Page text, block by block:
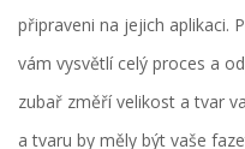
připraveni na jejich aplikaci.
vám vysvětlí celý proces a
zubař změří velikost a tvar
a tvaru by měly být vaše